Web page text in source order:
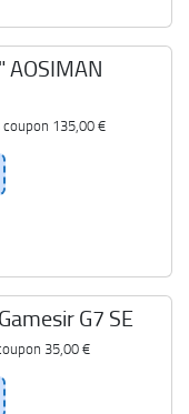
135,00 €
G7 SE
35,00 €